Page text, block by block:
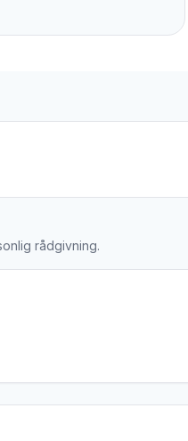
rådgivning.